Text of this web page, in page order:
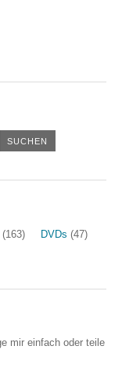
(163) DVDs (47)
mir einfach oder teile